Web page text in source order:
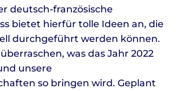
deutsch-französische
bietet hierfür tolle Ideen an, die
durchgeführt werden können.
was das Jahr 2022
unsere
so bringen wird. Geplant